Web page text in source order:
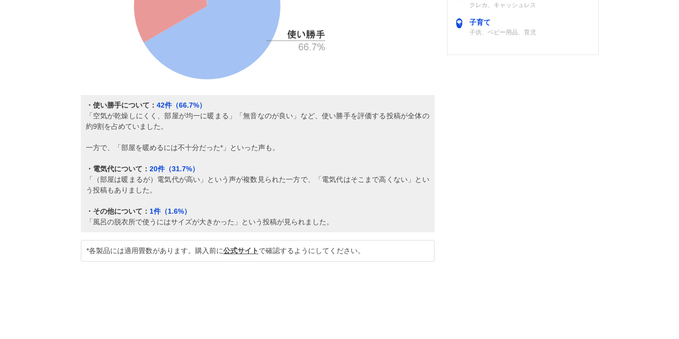
・使い勝手について： 42件（66.7%）
「空気が乾燥しにくく、部屋が均一に暖まる」「無音なのが良い」など、使い勝手を評価する投稿が全体の
約9割を占めていました。
一方で、「部屋を暖めるには不十分だった*」といった声も。
・電気代について： 20件（31.7%）
「（部屋は暖まるが）電気代が高い」という声が複数見られた一方で、「電気代はそこまで高くない」とい
う投稿もありました。
・その他について： 1件（1.6%）
「風呂の脱衣所で使うにはサイズが大きかった」という投稿が見られました。
*各製品には適用畳数があります。購入前に公式サイト で確認するようにしてください。
クレカ、キャッシュレス
子育て
子供、ベビー用品、育児